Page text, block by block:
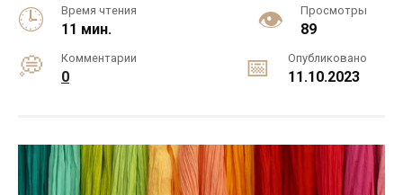
Время чтения
11 мин.
Просмотры
89
Комментарии
0
Опубликовано
11.10.2023